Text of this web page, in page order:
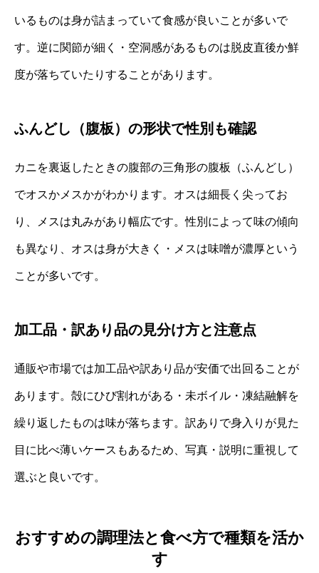
いるものは身が詰まっていて食感が良いことが多いで
す。逆に関節が細く・空洞感があるものは脱皮直後か鮮
度が落ちていたりすることがあります。
ふんどし（腹板）の形状で性別も確認
カニを裏返したときの腹部の三角形の腹板（ふんどし）
でオスかメスかがわかります。オスは細長く尖ってお
り、メスは丸みがあり幅広です。性別によって味の傾向
も異なり、オスは身が大きく・メスは味噌が濃厚という
ことが多いです。
加工品・訳あり品の見分け方と注意点
通販や市場では加工品や訳あり品が安価で出回ることが
あります。殻にひび割れがある・未ボイル・凍結融解を
繰り返したものは味が落ちます。訳ありで身入りが見た
目に比べ薄いケースもあるため、写真・説明に重視して
選ぶと良いです。
おすすめの調理法と食べ方で種類を活か
す